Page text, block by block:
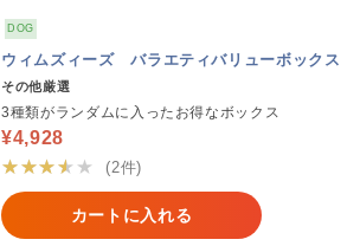
DOG
ウィムズィーズ バラエティバリューボックス
その他厳選
3種類がランダムに入ったお得なボックス
¥4,928
★★★★★
(2件)
カートに入れる